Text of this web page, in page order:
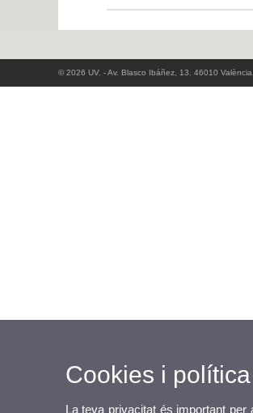
© 2026 UV. - Av. Blasco Ibáñez, 13. 46010
Cookies i
La teva privacitat és important